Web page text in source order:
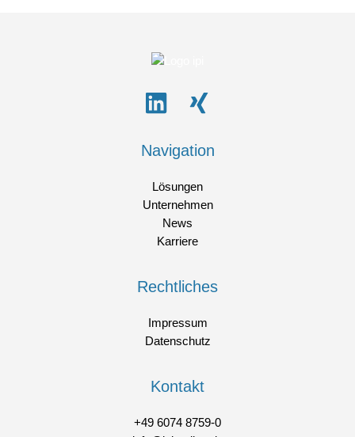
Navigation
Lösungen
Unternehmen
News
Karriere
Rechtliches
Impressum
Datenschutz
Kontakt
+49 6074 8759-0